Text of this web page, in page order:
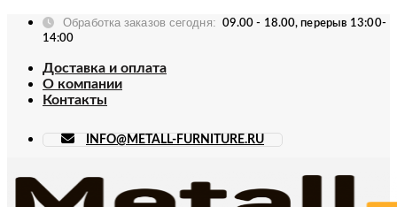
Skip
Обработка заказов сегодня:
09.00 - 18.00, перерыв 13:00-
14:00
Доставка и оплата
О компании
Контакты
INFO@METALL-FURNITURE.RU